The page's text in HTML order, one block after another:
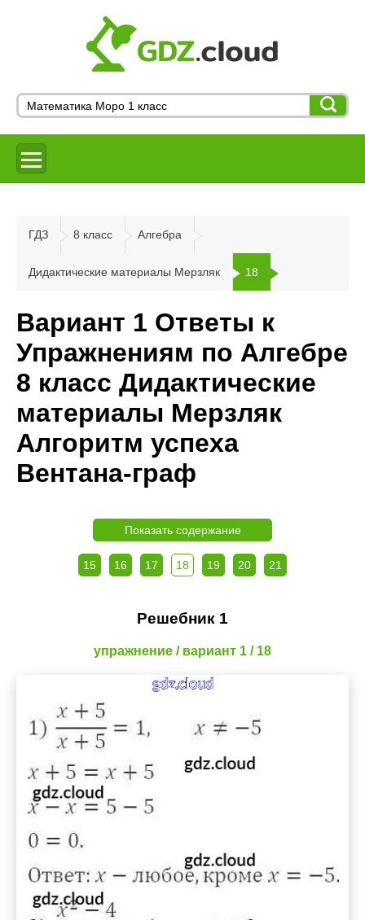
ГДЗ 8 класс Алгебра
Дидактические материалы Мерзляк 18
Вариант 1 Ответы к
Упражнениям по Алгебре
8 класс Дидактические
материалы Мерзляк
Алгоритм успеха
Вентана-граф
Показать содержание
15 16 17 18 19 20 21
Решебник 1
упражнение / вариант 1 / 18